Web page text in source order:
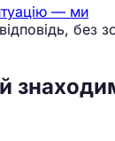
— ми
без